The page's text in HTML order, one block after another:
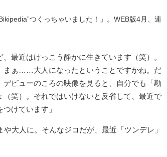
つくっちゃいました！」。WEB版4月、連
最近はけっこう静かに生きています（笑）。
まぁ……大人になったということですかね。だ
ビューのころの映像を見ると、自分でも「勘
笑）。それではいけないと反省して、最近で
けています」
大人に。そんなジコだが、最近「ツンデレ」